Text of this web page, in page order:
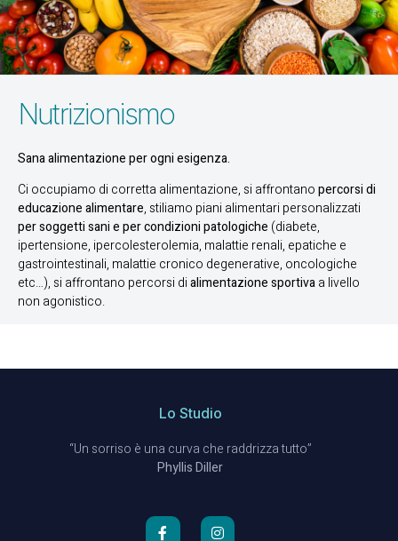
Nutrizionismo
Sana alimentazione per ogni esigenza.
Ci occupiamo di corretta alimentazione, si affrontanopercorsi di
educazione alimentare, stiliamo piani alimentari personalizzati
per soggetti sani e per condizioni patologiche (diabete,
ipertensione, ipercolesterolemia, malattie renali, epatiche e
gastrointestinali, malattie cronico degenerative, oncologiche
etc…), si affrontano percorsi dialimentazione sportivaa livello
non agonistico.
Lo Studio
“Un sorriso è una curva che raddrizza tutto”
Phyllis Diller